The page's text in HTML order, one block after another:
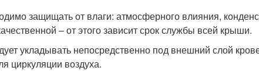
защищать от влаги: атмосферного влияния,
– от этого зависит срок службы всей крыши.
укладывать непосредственно под внешний слой
циркуляции воздуха.